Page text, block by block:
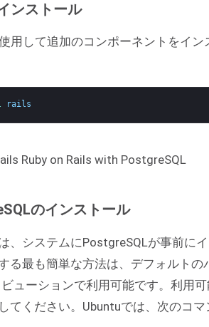
ンストール
用して追加のコンポーネントをイ
rails
のインストール
、システムにPostgreSQLが事前に
る最も簡単な方法は、デフォルト
ューションで利用可能です。利用
てください。Ubuntuでは、次のコ